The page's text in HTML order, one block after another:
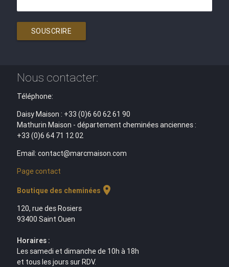
SOUSCRIRE
Nous contacter:
Téléphone:
Daisy Maison : +33 (0)6 60 62 61 90
Mathurin Maison - département cheminées anciennes :
+33 (0)6 64 71 12 02
Email: contact@marcmaison.com
Page contact
Boutique des cheminées location_on
120, rue des Rosiers
93400 Saint Ouen
Horaires :
Les samedi et dimanche de 10h à 18h
et tous les jours sur RDV.